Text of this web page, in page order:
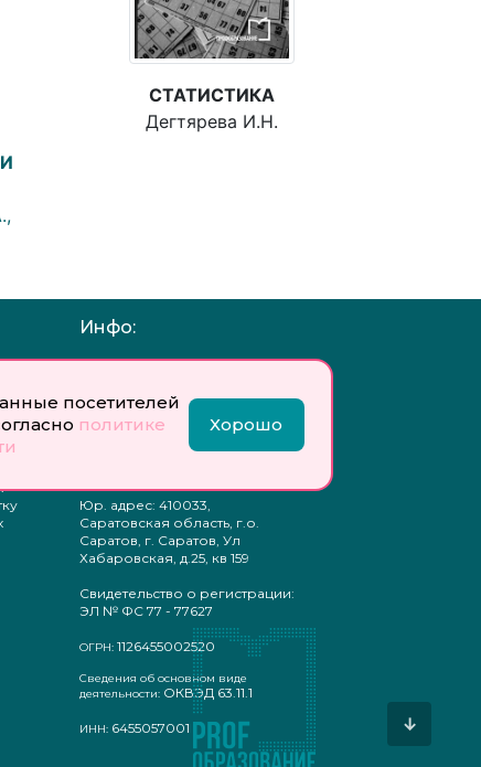
посетителей
политике
Хорошо
СТАТИСТИКА
Дегтярева И.Н.
Инфо:
Учредитель: Общество с
ответственностью
«Профобразование»
Главный редактор: Богатырева
Юр. адрес: 410033,
Саратовская область, г.о.
Саратов, г. Саратов, Ул
Хабаровская, д.25, кв 159
Свидетельство о регистрации:
ЭЛ № ФС 77 - 77627
ОГРН: 1126455002520
Сведения об основном виде
деятельности: ОКВЭД 63.11.1
ИНН: 6455057001 ↓